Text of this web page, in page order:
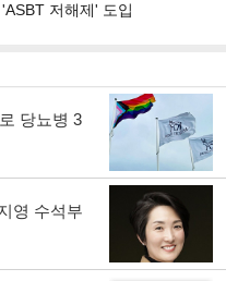
저해제' 도입
당뇨병 3
영 수석부